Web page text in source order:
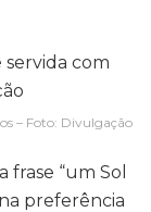
– Foto: Divulgação
“um Sol
preferência